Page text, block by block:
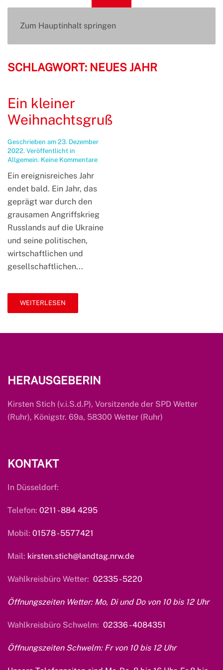
Zum Hauptinhalt springen
SCHLAGWORT: NEUES JAHR
Ein kleiner
Weihnachtsgruß
Geschrieben am 23. Dezember
2022. Veröffentlicht in
Allgemein. Keine Kommentarezu
Ein ereignisreiches Jahr
endet bald. Ein Jahr, das
geprägt war durch den
grausamen Angriffskrieg
Russlands auf die Ukraine
und seine politischen,
wirtschaftlichen und
gesellschaftlichen...
WEITERLESEN
HERAUSGEBERIN
Kirsten Stich (v.i.S.d.P), Vorsitzende der SPD Wetter
(Ruhr), Königstr. 69a, 58300 Wetter (Ruhr)
KONTAKT
In Düsseldorf:
Telefon: 0211 - 884 4295
Mobil: 01578 - 5577421
Mail: kirsten.stich@landtag.nrw.de
Wahlkreisbüro Wetter: 02335 - 5220
Öffnungszeiten Wetter: Mo, Di und Do von 10 bis 12 Uhr
Wahlkreisbüro Schwelm: 02336 - 4084351
Öffnungszeiten Schwelm: Fr von 10 bis 12 Uhr